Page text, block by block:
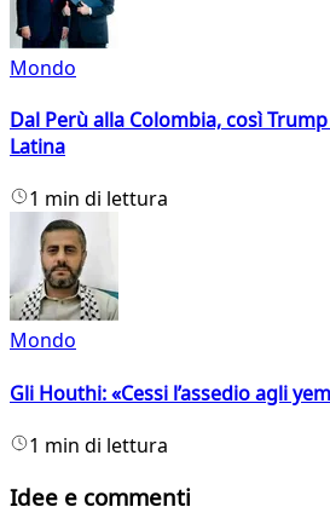
Mondo
Dal Perù alla Colombia, così
Latina
1 min di lettura
Mondo
Gli Houthi: «Cessi l’assedio agli
1 min di lettura
Idee e commenti